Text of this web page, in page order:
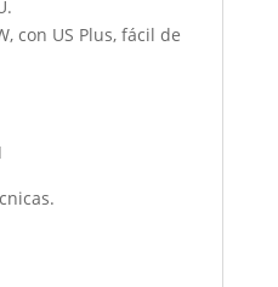
con US Plus, fácil de